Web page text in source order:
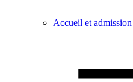
Accueil et admission